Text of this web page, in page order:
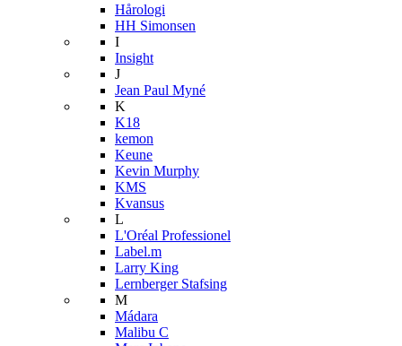
Hårologi
HH Simonsen
I
Insight
J
Jean Paul Myné
K
K18
kemon
Keune
Kevin Murphy
KMS
Kvansus
L
L'Oréal Professionel
Label.m
Larry King
Lernberger Stafsing
M
Mádara
Malibu C